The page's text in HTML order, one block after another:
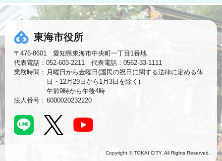
東海市役所
〒476-8601 愛知県東海市中央町一丁目1番地
代表電話：052-603-2211 代表電話：0562-33-1111
業務時間： 月曜日から金曜日(国民の祝日に関する法律に定める休
日・12月29日から1月3日を除く)
午前9時から午後4時
法人番号： 6000020232220
Copyright © TOKAI CITY. All Rights Reserved.